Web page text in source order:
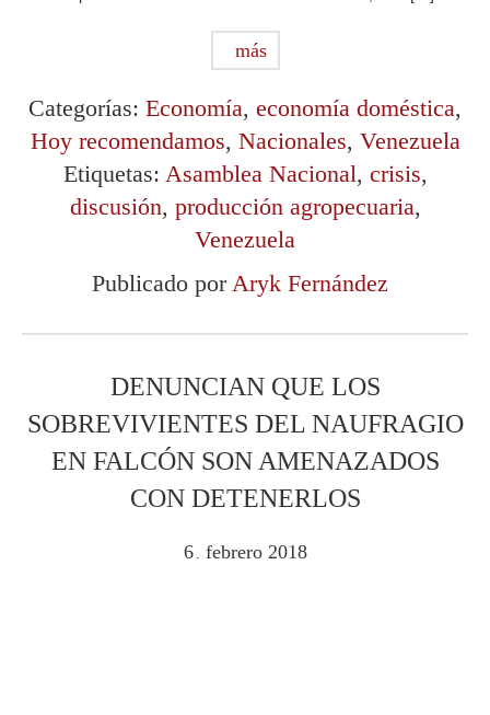
más
Categorías: Economía, economía doméstica,
Hoy recomendamos, Nacionales, Venezuela
Etiquetas: Asamblea Nacional, crisis,
discusión, producción agropecuaria,
Venezuela
Publicado porAryk Fernández
DENUNCIAN QUE LOS
SOBREVIVIENTES DEL NAUFRAGIO
EN FALCÓN SON AMENAZADOS
CON DETENERLOS
6 . febrero 2018